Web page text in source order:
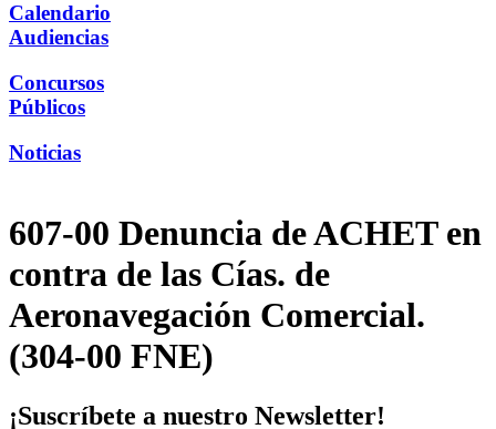
Calendario
Audiencias
Concursos
Públicos
Noticias
607-00 Denuncia de ACHET en
contra de las Cías. de
Aeronavegación Comercial.
(304-00 FNE)
¡Suscríbete a nuestro Newsletter!